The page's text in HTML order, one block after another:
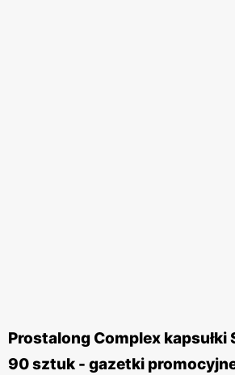
Prostalong Complex
90 sztuk - gazetki